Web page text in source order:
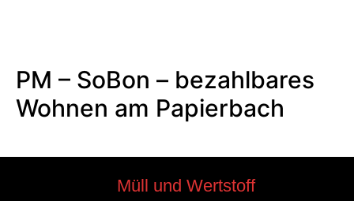
PM – SoBon – bezahlbares
Wohnen am Papierbach
Müll und Wertstoff